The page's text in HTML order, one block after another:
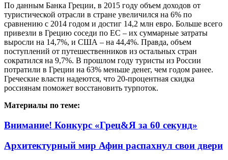
По данным Банка Греции, в 2015 году объем доходов от
туристической отрасли в стране увеличился на 6% по
сравнению с 2014 годом и достиг 14,2 млн евро. Больше всего
привезли в Грецию соседи по ЕС – их суммарные затраты
выросли на 14,7%, и США – на 44,4%. Правда, объем
поступлений от путешественников из остальных стран
сократился на 9,7%. В прошлом году туристы из России
потратили в Греции на 63% меньше денег, чем годом ранее.
Греческие власти надеются, что 20-процентная скидка
россиянам поможет восстановить турпоток.
Материалы по теме:
Внимание! Конкурс «Грец&Я за 60 секунд»
Архитектурный мир Афин распахнул свои двери